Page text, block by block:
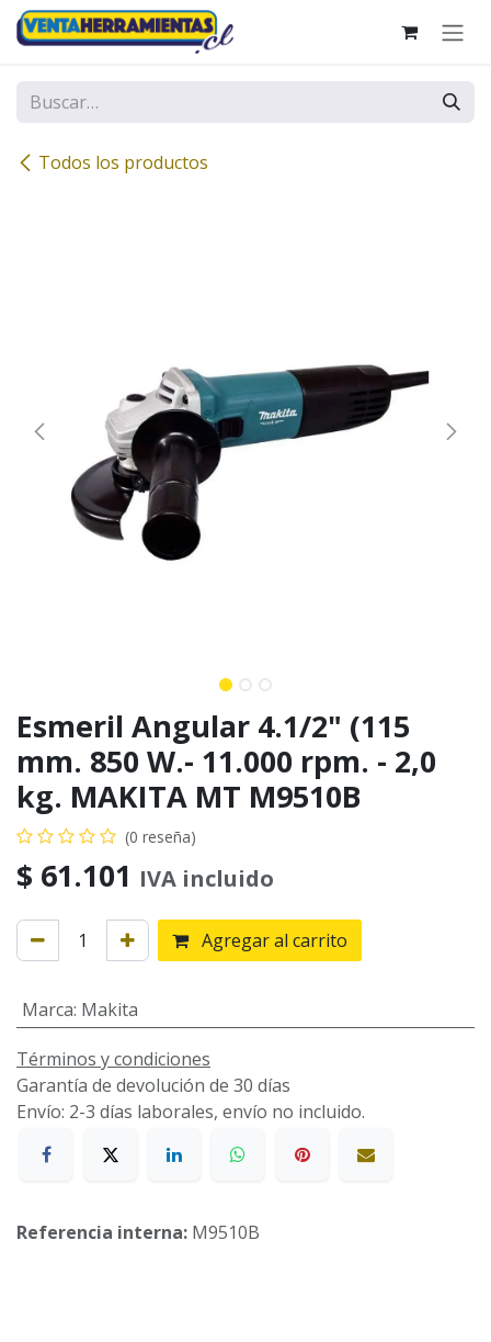
Ir al contenido
Todos los productos
Esmeril Angular 4.1/2" (115
mm. 850 W.- 11.000 rpm. - 2,0
kg. MAKITA MT M9510B
(0 reseña)
$ 61.101 IVA incluido
Agregar al carrito
Marca: Makita
Términos y condiciones
Garantía de devolución de 30 días
Envío: 2-3 días laborales, envío no incluido.
Referencia interna: M9510B